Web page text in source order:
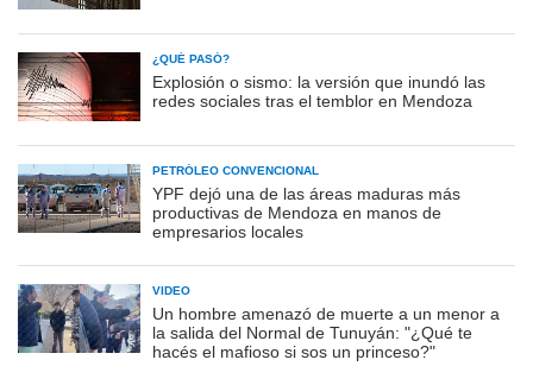
¿QUÉ PASÓ?
Explosión o sismo: la versión que inundó las
redes sociales tras el temblor en Mendoza
PETRÓLEO CONVENCIONAL
YPF dejó una de las áreas maduras más
productivas de Mendoza en manos de
empresarios locales
VIDEO
Un hombre amenazó de muerte a un menor a
la salida del Normal de Tunuyán: "¿Qué te
hacés el mafioso si sos un princeso?"